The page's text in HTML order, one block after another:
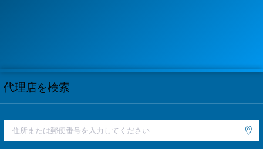
代理店を検索